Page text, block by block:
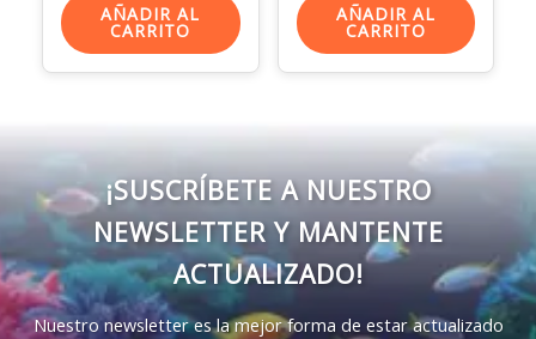
AÑADIR AL
CARRITO
AÑADIR AL
CARRITO
¡SUSCRÍBETE A NUESTRO
NEWSLETTER Y MANTENTE
ACTUALIZADO!
Nuestro newsletter es la mejor forma de estar actualizado